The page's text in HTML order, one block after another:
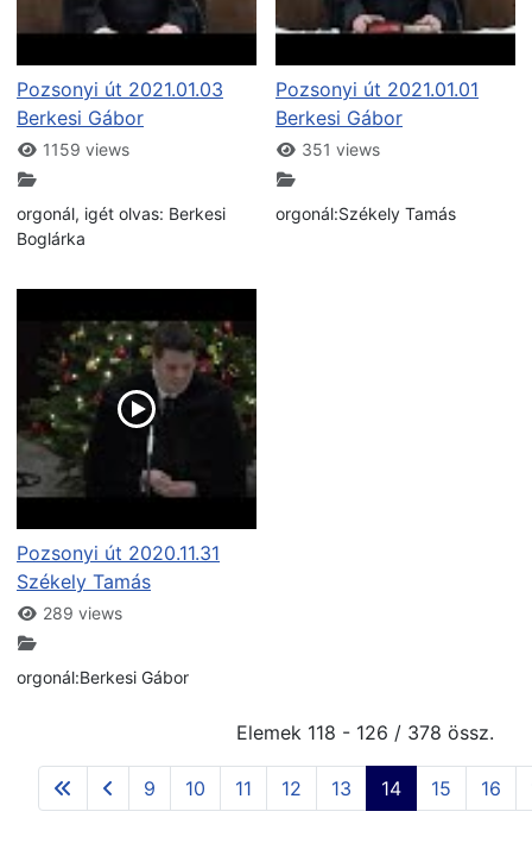
Pozsonyi út 2021.01.03
Berkesi Gábor
1159 views
orgonál, igét olvas: Berkesi
Boglárka
Pozsonyi út 2021.01.01
Berkesi Gábor
351 views
orgonál:Székely Tamás
Pozsonyi út 2020.11.31
Székely Tamás
289 views
orgonál:Berkesi Gábor
Elemek 118 - 126 / 378 össz.
9 10 11 12 13 14 15 16